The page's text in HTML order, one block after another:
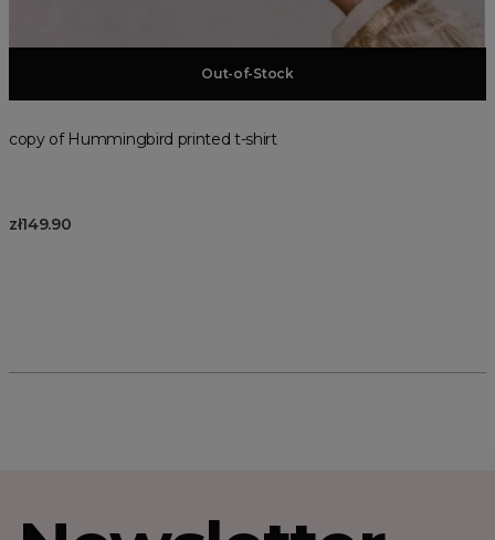
Add to basket
Out-of-Stock
copy of Hummingbird printed t-shirt
zł149.90